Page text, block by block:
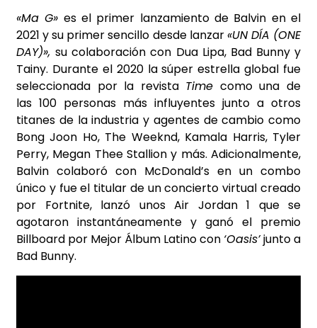
«Ma G» es el primer lanzamiento de Balvin en el
2021 y su primer sencillo desde lanzar«UN DÍA (ONE
DAY)»,su colaboración con Dua Lipa, Bad Bunny y
Tainy. Durante el 2020 la súper estrella global fue
seleccionada por la revista Time como una de
las 100 personas más influyentes junto a otros
titanes de la industria y agentes de cambio como
Bong Joon Ho, The Weeknd, Kamala Harris, Tyler
Perry, Megan Thee Stallion y más. Adicionalmente,
Balvin colaboró con McDonald’s en un combo
único y fue el titular de un concierto virtual creado
por Fortnite, lanzó unos Air Jordan 1 que se
agotaron instantáneamente y ganó el premio
Billboard por Mejor Álbum Latino con ‘Oasis’junto a
Bad Bunny.